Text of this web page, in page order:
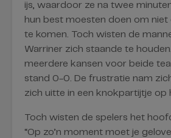
ijs, waardoor ze na twee
hun best moesten doen om
te komen. Toch wisten de
Warriner zich staande te
meerdere kansen voor beide
stand 0-0. De frustratie nam
zich uitte in een knokpartijtje op
Toch wisten de spelers het
“Op zo’n moment moet je